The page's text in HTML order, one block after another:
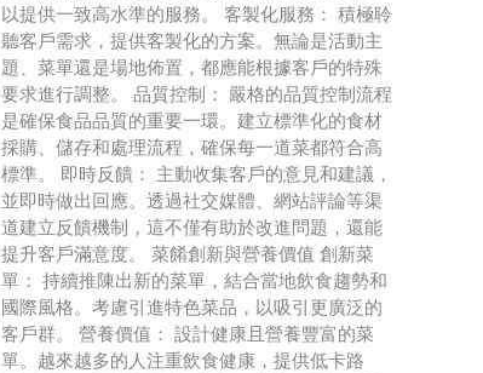
以提供一致高水準的服務。 客製化服務： 積極聆
聽客戶需求，提供客製化的方案。無論是活動主
題、菜單還是場地佈置，都應能根據客戶的特殊
要求進行調整。 品質控制： 嚴格的品質控制流程
是確保食品品質的重要一環。建立標準化的食材
採購、儲存和處理流程，確保每一道菜都符合高
標準。 即時反饋： 主動收集客戶的意見和建議，
並即時做出回應。透過社交媒體、網站評論等渠
道建立反饋機制，這不僅有助於改進問題，還能
提升客戶滿意度。 菜餚創新與營養價值 創新菜
單： 持續推陳出新的菜單，結合當地飲食趨勢和
國際風格。考慮引進特色菜品，以吸引更廣泛的
客戶群。 營養價值： 設計健康且營養豐富的菜
單。越來越多的人注重飲食健康，提供低卡路